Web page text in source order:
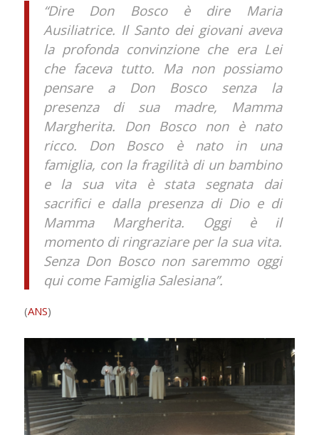
“Dire Don Bosco è dire Maria
Ausiliatrice. Il Santo dei giovani aveva
la profonda convinzione che era Lei
che faceva tutto. Ma non possiamo
pensare a Don Bosco senza la
presenza di sua madre, Mamma
Margherita. Don Bosco non è nato
ricco. Don Bosco è nato in una
famiglia, con la fragilità di un bambino
e la sua vita è stata segnata dai
sacrifici e dalla presenza di Dio e di
Mamma Margherita. Oggi è il
momento di ringraziare per la sua vita.
Senza Don Bosco non saremmo oggi
qui come Famiglia Salesiana”.
(ANS)